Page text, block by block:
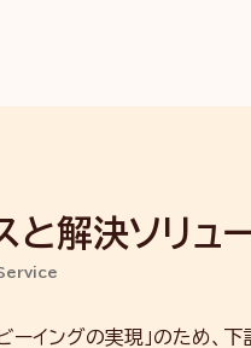
と解決ソリュ
ーイングの実現」のため、 下